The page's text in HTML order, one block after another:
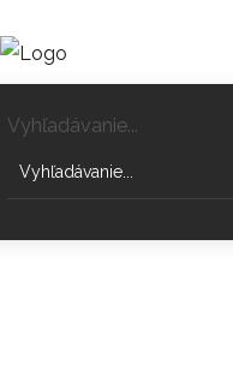
Vyhľadávanie...
Krbové